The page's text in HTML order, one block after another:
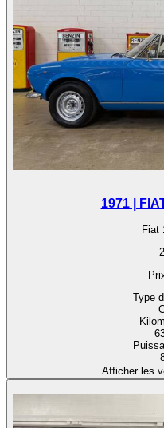
1971 |
Fiat
Type
Afficher les